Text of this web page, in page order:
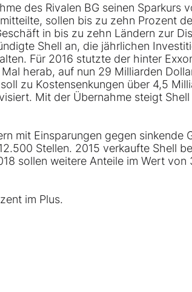
des Rivalen BG seinen Sparkurs
sollen bis zu zehn Prozent
in bis zu zehn Ländern zur
Shell an, die jährlichen
Für 2016 stutzte der hinter
herab, auf nun 29 Milliarden
zu Kostensenkungen über 4,5
Mit der Übernahme steigt
mit Einsparungen gegen sinkende
Stellen. 2015 verkaufte Shell
sollen weitere Anteile im Wert von
im Plus.